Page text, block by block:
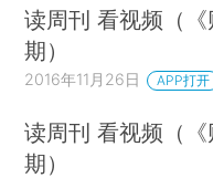
读周刊 看视频（
期）
2016年11月26日 APP打开
读周刊 看视频（
期）